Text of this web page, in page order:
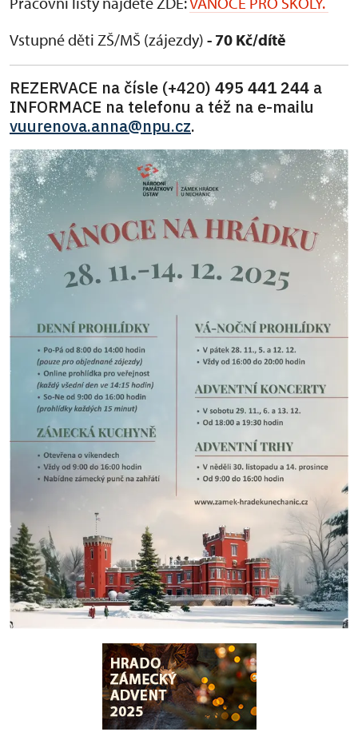
Vstupné děti ZŠ/MŠ (zájezdy) - 70 Kč/dítě
REZERVACE na čísle (+420) 495 441 244 a
INFORMACE na telefonu a též na e-mailu
vuurenova.anna@npu.cz.